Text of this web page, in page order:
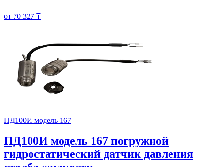
от 70 327 ₸
ПД100И модель 167
ПД100И модель 167 погружной
гидростатический датчик давления